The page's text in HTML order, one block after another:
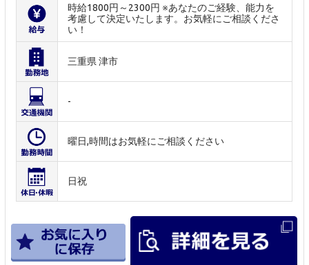
時給1800円～2300円 ※あなたのご経験、能力を
考慮して決定いたします。お気軽にご相談くださ
い！
三重県 津市
-
曜日,時間はお気軽にご相談ください
日祝